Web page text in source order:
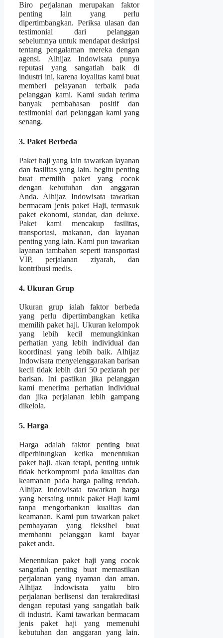
Biro perjalanan merupakan faktor
penting lain yang perlu
dipertimbangkan. Periksa ulasan dan
testimonial dari pelanggan
sebelumnya untuk mendapat deskripsi
tentang pengalaman mereka dengan
agensi. Alhijaz Indowisata punya
reputasi yang sangatlah baik di
industri ini, karena loyalitas kami buat
memberi pelayanan terbaik pada
pelanggan kami. Kami sudah terima
banyak pembahasan positif dan
testimonial dari pelanggan kami yang
senang.
3. Paket Berbeda
Paket haji yang lain tawarkan layanan
dan fasilitas yang lain. begitu penting
buat memilih paket yang cocok
dengan kebutuhan dan anggaran
Anda. Alhijaz Indowisata tawarkan
bermacam jenis paket Haji, termasuk
paket ekonomi, standar, dan deluxe.
Paket kami mencakup fasilitas,
transportasi, makanan, dan layanan
penting yang lain. Kami pun tawarkan
layanan tambahan seperti transportasi
VIP, perjalanan ziyarah, dan
kontribusi medis.
4. Ukuran Grup
Ukuran grup ialah faktor berbeda
yang perlu dipertimbangkan ketika
memilih paket haji. Ukuran kelompok
yang lebih kecil memungkinkan
perhatian yang lebih individual dan
koordinasi yang lebih baik. Alhijaz
Indowisata menyelenggarakan barisan
kecil tidak lebih dari 50 peziarah per
barisan. Ini pastikan jika pelanggan
kami menerima perhatian individual
dan jika perjalanan lebih gampang
dikelola.
5. Harga
Harga adalah faktor penting buat
diperhitungkan ketika menentukan
paket haji. akan tetapi, penting untuk
tidak berkompromi pada kualitas dan
keamanan pada harga paling rendah.
Alhijaz Indowisata tawarkan harga
yang bersaing untuk paket Haji kami
tanpa mengorbankan kualitas dan
keamanan. Kami pun tawarkan paket
pembayaran yang fleksibel buat
membantu pelanggan kami bayar
paket anda.
Menentukan paket haji yang cocok
sangatlah penting buat memastikan
perjalanan yang nyaman dan aman.
Alhijaz Indowisata yaitu biro
perjalanan berlisensi dan terakreditasi
dengan reputasi yang sangatlah baik
di industri. Kami tawarkan bermacam
jenis paket haji yang memenuhi
kebutuhan dan anggaran yang lain.